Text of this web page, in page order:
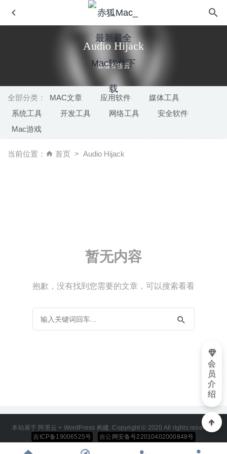
Audio Hijack
查看标签云
全部分类： MAC文章 应用软件
媒体工具
系统工具
开发工具 网络工具
安全软件
Mac游戏
当前位置： 首页 Audio Hijack
暂无内容
抱歉，没有找到您需要的文章，可以搜索看看
本站基于 阿里云 + WordPress 构建. Copyright © 2020 All rights reserved
吉ICP备19006525号
吉公网安备号22010402000848号
会
员
介
绍
清理优化工具
iDatabase 6.2 for Mac中文版-最直观的个人数据库管理器